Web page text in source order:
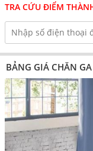
TRA CỨU ĐIỂM
BẢNG GIÁ CHĂN